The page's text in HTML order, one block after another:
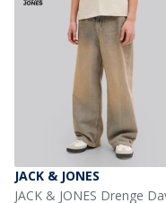
JACK & JONES